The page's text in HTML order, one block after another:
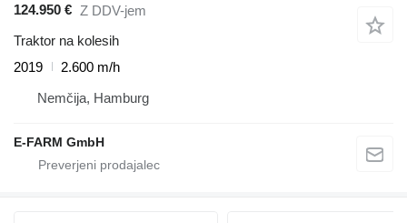
124.950 € Z DDV-jem
Traktor na kolesih
2019
2.600 m/h
Nemčija, Hamburg
E-FARM GmbH